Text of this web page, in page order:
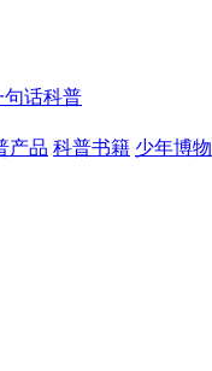
句话科普
产品 科普书籍 少年博物